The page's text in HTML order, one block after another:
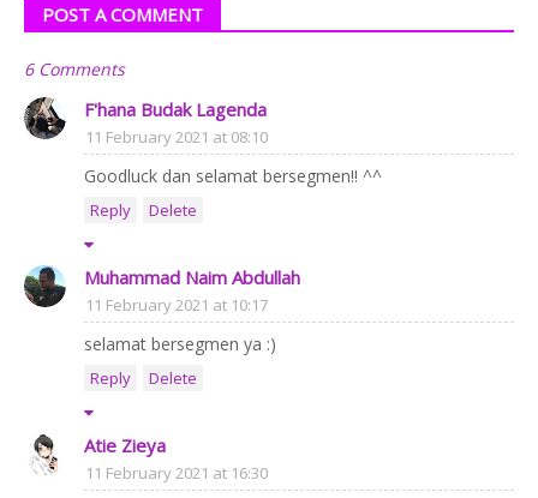
POST A COMMENT
6 Comments
F'hana Budak Lagenda
11 February 2021 at 08:10
Goodluck dan selamat bersegmen!! ^^
Reply Delete
Muhammad Naim Abdullah
11 February 2021 at 10:17
selamat bersegmen ya :)
Reply Delete
Atie Zieya
11 February 2021 at 16:30